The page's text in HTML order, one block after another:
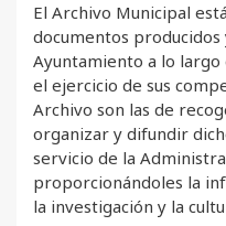
El Archivo Municipal
documentos
Ayuntamiento a lo
el ejercicio de sus
Archivo son las de
organizar y difundir
servicio de la
proporcionándoles la
la investigación y la